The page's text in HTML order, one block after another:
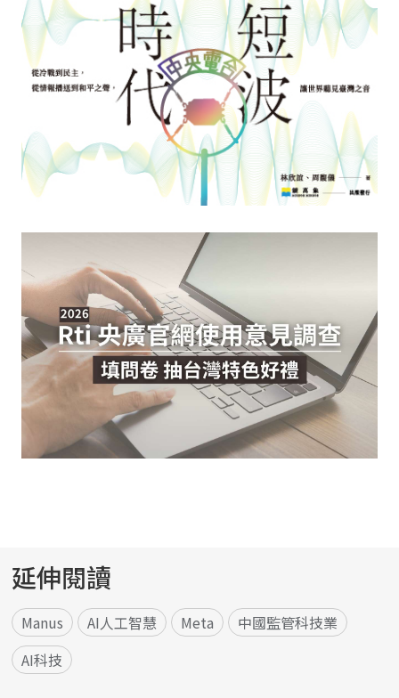
延伸閱讀
Manus AI人工智慧 Meta
中國監管科技業
AI科技